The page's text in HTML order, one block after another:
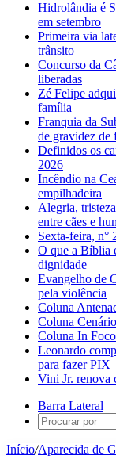
Hidrolândia é
em setembro
Primeira via
trânsito
Concurso da
liberadas
Zé Felipe
família
Franquia da
de gravidez de
Definidos os
2026
Incêndio na
empilhadeira
Alegria,
entre cães e
Sexta-feira, n°
O que a Bíblia
dignidade
Evangelho de
pela violência
Coluna
Coluna
Coluna In
Leonardo
para fazer PIX
Vini Jr. renova
Barra Lateral
Início/Aparecida de